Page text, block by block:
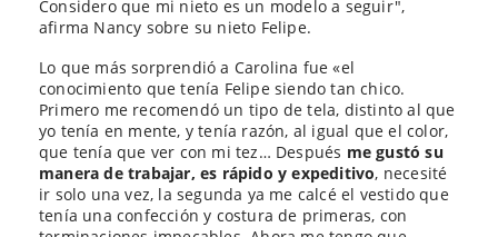
Lo que más sorprendió a Carolina fue «el
conocimiento que tenía Felipe siendo tan chico.
Primero me recomendó un tipo de tela, distinto al que
yo tenía en mente, y tenía razón, al igual que el color,
que tenía que ver con mi tez… Después me gustó su
manera de trabajar, es rápido y expeditivo, necesité
ir solo una vez, la segunda ya me calcé el vestido que
tenía una confección y costura de primeras, con